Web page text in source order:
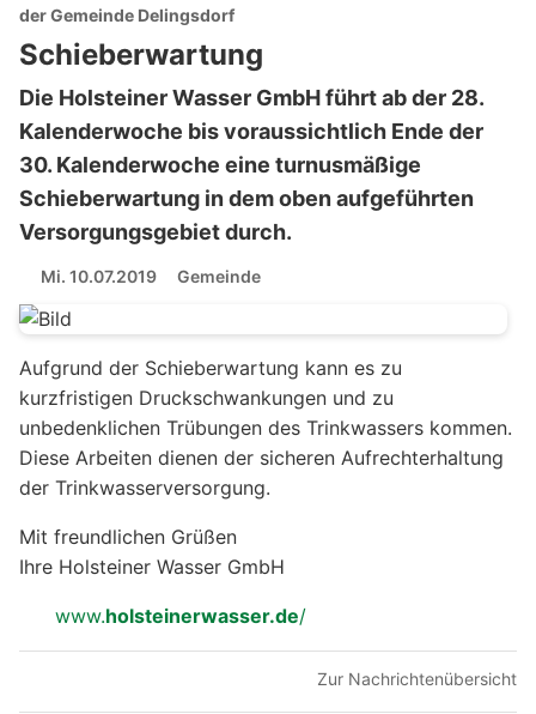
der Gemeinde Delingsdorf
Schieberwartung
Die Holsteiner Wasser GmbH führt ab der 28.
Kalenderwoche bis voraussichtlich Ende der
30. Kalenderwoche eine turnusmäßige
Schieberwartung in dem oben aufgeführten
Versorgungsgebiet durch.
Mi. 10.07.2019 Gemeinde
Aufgrund der Schieberwartung kann es zu
kurzfristigen Druckschwankungen und zu
unbedenklichen Trübungen des Trinkwassers kommen.
Diese Arbeiten dienen der sicheren Aufrechterhaltung
der Trinkwasserversorgung.
Mit freundlichen Grüßen
Ihre Holsteiner Wasser GmbH
www.holsteinerwasser.de/
Zur Nachrichtenübersicht